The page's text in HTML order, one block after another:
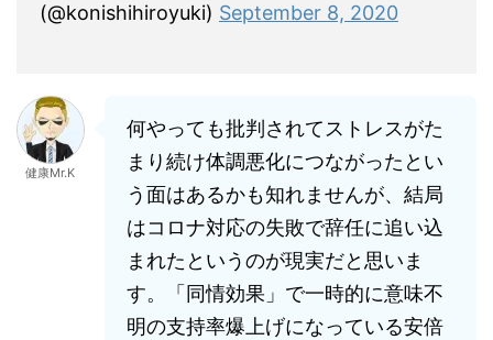
(@konishihiroyuki) September 8, 2020
健康Mr.K
何やっても批判されてストレスがた
まり続け体調悪化につながったとい
う面はあるかも知れませんが、結局
はコロナ対応の失敗で辞任に追い込
まれたというのが現実だと思いま
す。「同情効果」で一時的に意味不
明の支持率爆上げになっている安倍